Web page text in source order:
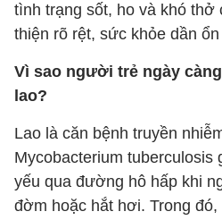
tình trạng sốt, ho và khó thở
thiện rõ rệt, sức khỏe dần ổn
Vì sao người trẻ ngày
lao?
Lao là căn bệnh truyền
Mycobacterium tuberculosis
yếu qua đường hô hấp khi
đờm hoặc hắt hơi. Trong